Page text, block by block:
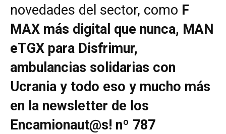
novedades del sector, como F
MAX más digital que nunca, MAN
eTGX para Disfrimur,
ambulancias solidarias con
Ucrania y todo eso y mucho más
en la newsletter de los
Encamionaut@s! nº 787